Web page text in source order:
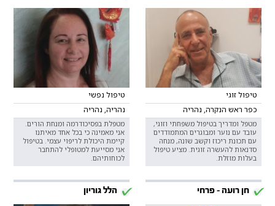
טיפול זוגי
כפר ראש הנקרה, נהריה
מטפל ומדריך בטיפול משפחתי וזוגי,
עובד עם נוער ומבוגרים המתמודדים
עם תכונת ריכוז וקשב שונה, מנחה
סדנאות להעשרה זוגית. מציע טיפול
בעלות מוזלת.
טיפול נפשי
נהריה, נהריה
מטפלת בפסיכודרמה ומנחת הורים.
אני מאמינה כי בכל אחד מאיתנו
קיימת היכולת לריפוי עצמי. בטיפול
אני מסייעת למטופלי להתחבר
לכוחותיהם.
חן רועה - פרחי הלל גוריון